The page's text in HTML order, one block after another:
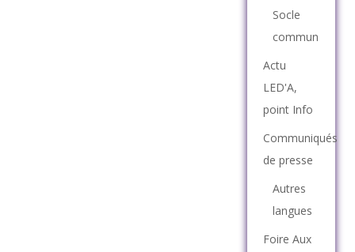
Socle
commun
Actu
LED'A,
point Info
Communiqués
de presse
Autres
langues
Foire Aux